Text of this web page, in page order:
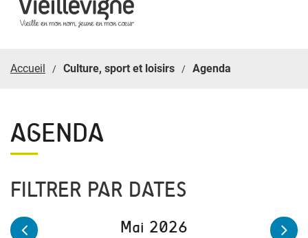
Accueil Culture, sport et loisirs Agenda
AGENDA
FILTRER PAR DATES
Mai 2026